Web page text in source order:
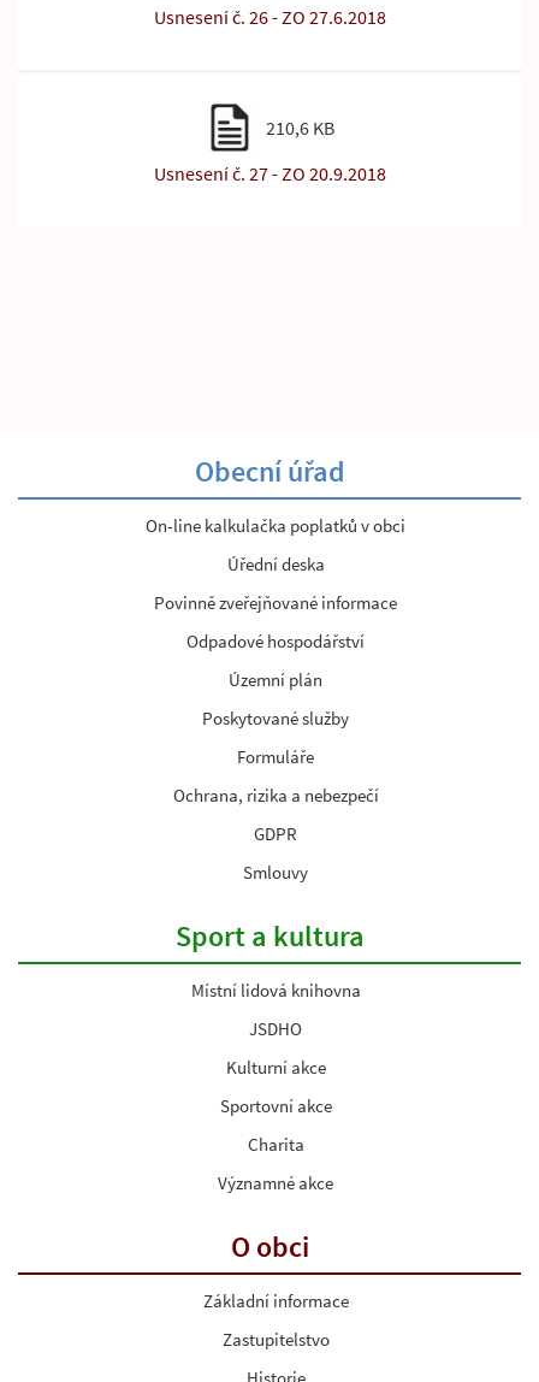
Usnesení č. 26 - ZO 27.6.2018
210,6 KB
Usnesení č. 27 - ZO 20.9.2018
Obecní úřad
On-line kalkulačka poplatků v obci
Úřední deska
Povinně zveřejňované informace
Odpadové hospodářství
Územní plán
Poskytované služby
Formuláře
Ochrana, rizika a nebezpečí
GDPR
Smlouvy
Sport a kultura
Místní lidová knihovna
JSDHO
Kulturní akce
Sportovní akce
Charita
Významné akce
O obci
Základní informace
Zastupitelstvo